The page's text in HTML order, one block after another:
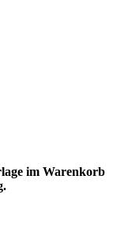
im Warenkorb